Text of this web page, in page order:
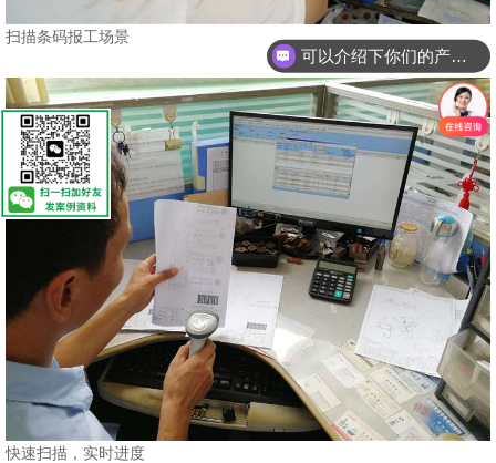
扫描条码报工场景
快速扫描，实时进度
可以介绍下你们的产品么？
你们是怎么收费的呢？